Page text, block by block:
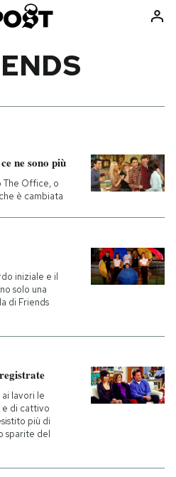
Consumismi
Storie/Idee
Ok Boomer!
Media
Mondiali calcio 2026
ne sono più
The Office, o
è cambiata
iniziale e il
solo una
di Friends
lavori le
e di cattivo
più di
sparite del